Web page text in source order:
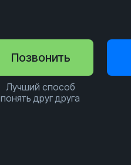
Позвонить
Лучший способ
понять друг друга